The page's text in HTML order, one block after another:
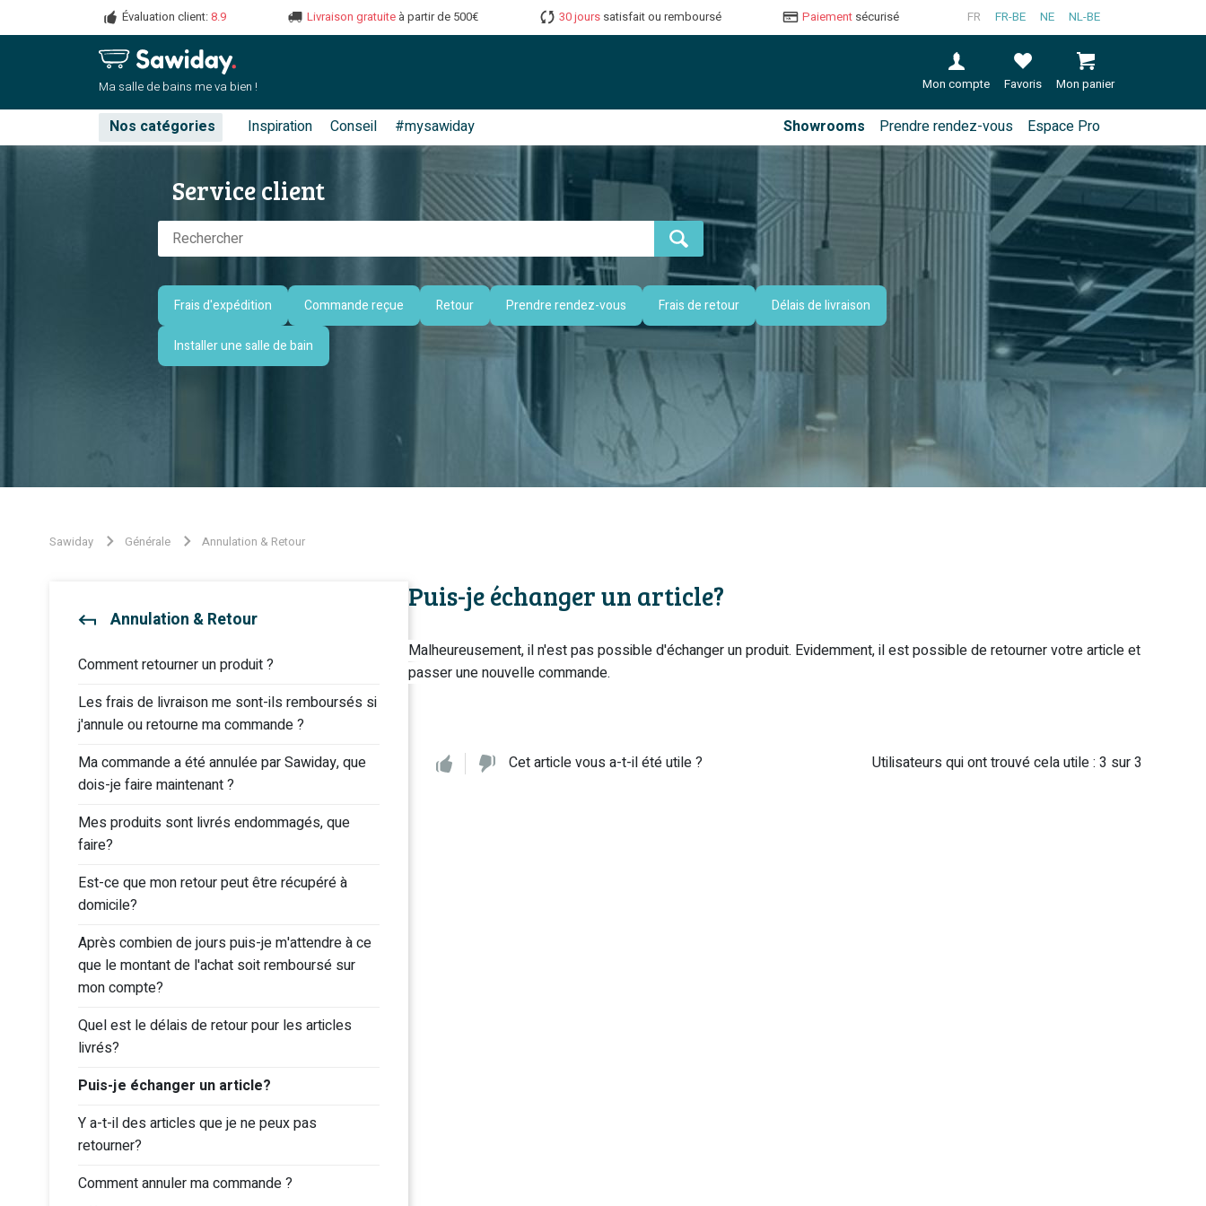
Évaluation client:8.9 Livraison gratuite à partir de 500€ 30 jours satisfait ou remboursé Paiement sécurisé FR FR-BE NE NL-BE
Ma salle de bains me va bien ! Mon compte Favoris Mon panier
Nos catégories Inspiration Conseil #mysawiday Showrooms Prendre rendez-vous Espace Pro
Service client
Frais d'expédition Commande reçue Retour Prendre rendez-vous Frais de retour Délais de livraison
Installer une salle de bain
Sawiday Générale Annulation & Retour
Annulation & Retour
Comment retourner un produit ?
Les frais de livraison me sont-ils remboursés si
j'annule ou retourne ma commande ?
Ma commande a été annulée par Sawiday, que
dois-je faire maintenant ?
Mes produits sont livrés endommagés, que
faire?
Est-ce que mon retour peut être récupéré à
domicile?
Après combien de jours puis-je m'attendre à ce
que le montant de l'achat soit remboursé sur
mon compte?
Quel est le délais de retour pour les articles
livrés?
Puis-je échanger un article?
Y a-t-il des articles que je ne peux pas
retourner?
Comment annuler ma commande ?
Puis-je échanger un article?
Malheureusement, il n'est pas possible d'échanger un produit. Evidemment, il est possible de retourner votre article et
passer une nouvelle commande.
Cet article vous a-t-il été utile ? Utilisateurs qui ont trouvé cela utile : 3 sur 3